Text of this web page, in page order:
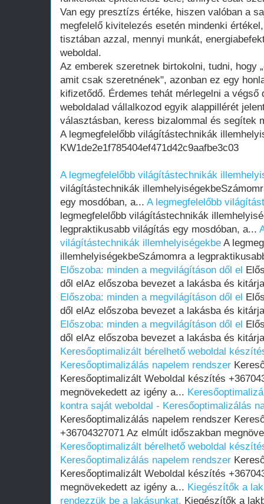
Van egy presztízs értéke, hiszen valóban a
megfelelő kivitelezés esetén mindenki
tisztában azzal, mennyi munkát,
weboldal.
Az emberek szeretnek birtokolni, tudni, hogy
amit csak szeretnének", azonban ez egy
kifizetődő. Érdemes tehát mérlegelni a végső
weboldalad vállalkozod egyik alappillérét
választásban, keress bizalommal és segítek
A legmegfelelőbb világítástechnikák
KW1de2e1f785404ef471d42c9aafbe3c03
A legmegfelelőbb világítástechnikák
világítástechnikák
egy mosdóban, a... A legmegfelelőbb
legmegfelelőbb világítástechnikák
legpraktikusabb világítás egy mosdóban, a...
világítástechnikák illemhelyiségekbe A
illemhelyiségekbeSzámomra a
Előszoba: minden a megvilágításon dől el
dől elAz előszoba bevezet a lakásba és
Előszoba: minden a megvilágításon dől el
dől elAz előszoba bevezet a lakásba és
Előszoba: minden a megvilágításon dől el
dől elAz előszoba bevezet a lakásba és
Keresőoptimalizált bérelhető weboldal
Keresőoptimalizálás napelem rendszer
Keresőoptimalizált Weboldal készítés
megnövekedett az igény a...
kontra saját weboldal - Keresőoptimalizálás
Keresőoptimalizálás napelem rendszer
+36704327071 Az elmúlt időszakban
Keresőoptimalizált bérelhető weboldal
Keresőoptimalizálás napelem rendszer
Keresőoptimalizált Weboldal készítés
megnövekedett az igény a... Kiegészítők a
rendezzük be a lakásunkat. Kiegészítők a